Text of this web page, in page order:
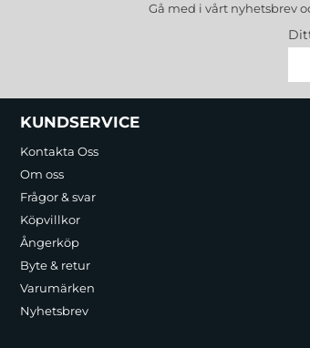
Gå med i vårt nyhetsbrev
Sidfot Blandad info och
KUNDSERVICE
Kontakta Oss
Om oss
Frågor & svar
Köpvillkor
Ångerköp
Byte & retur
Varumärken
Nyhetsbrev